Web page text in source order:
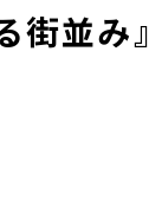
街並み』